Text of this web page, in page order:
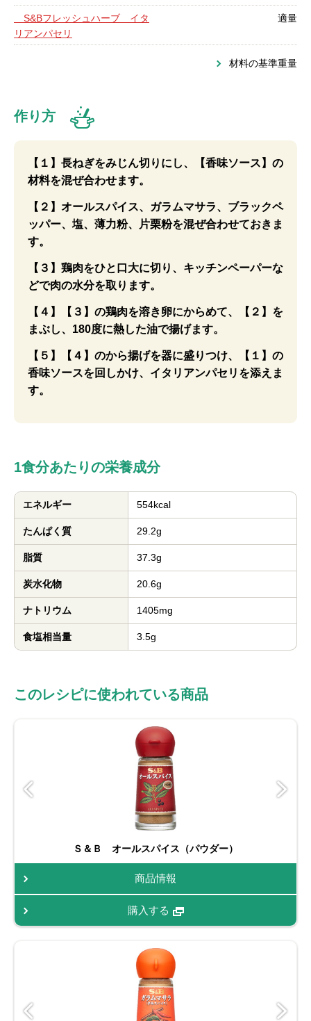
S&Bフレッシュハーブ イタ
リアンパセリ
適量
材料の基準重量
作り方
【１】長ねぎをみじん切りにし、【香味ソース】の
材料を混ぜ合わせます。
【２】オールスパイス、ガラムマサラ、ブラックペ
ッパー、塩、薄力粉、片栗粉を混ぜ合わせておきま
す。
【３】鶏肉をひと口大に切り、キッチンペーパーな
どで肉の水分を取ります。
【４】【３】の鶏肉を溶き卵にからめて、【２】を
まぶし、180度に熱した油で揚げます。
【５】【４】のから揚げを器に盛りつけ、【１】の
香味ソースを回しかけ、イタリアンパセリを添えま
す。
1食分あたりの栄養成分
エネルギー 554kcal
たんぱく質 29.2g
脂質 37.3g
炭水化物 20.6g
ナトリウム 1405mg
食塩相当量 3.5g
このレシピに使われている商品
Ｓ＆Ｂ オールスパイス（パウダー）
商品情報
購入する